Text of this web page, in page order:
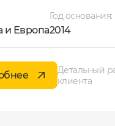
и Европа
Год основания:
2014
Детальный
клиента